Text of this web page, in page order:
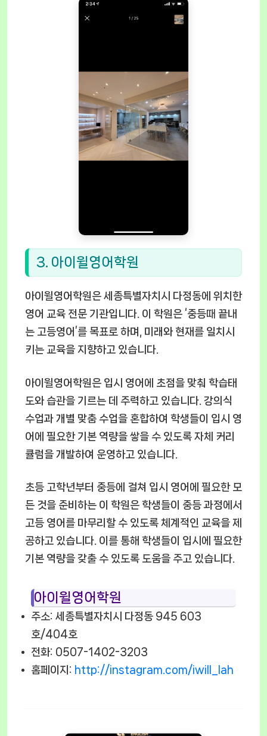
3. 아이윌영어학원
아이윌영어학원은 세종특별자치시 다정동에 위치한
영어 교육 전문 기관입니다. 이 학원은 ‘중등때 끝내
는 고등영어’를 목표로 하며, 미래와 현재를 일치시
키는 교육을 지향하고 있습니다.
아이윌영어학원은 입시 영어에 초점을 맞춰 학습태
도와 습관을 기르는 데 주력하고 있습니다. 강의식
수업과 개별 맞춤 수업을 혼합하여 학생들이 입시 영
어에 필요한 기본 역량을 쌓을 수 있도록 자체 커리
큘럼을 개발하여 운영하고 있습니다.
초등 고학년부터 중등에 걸쳐 입시 영어에 필요한 모
든 것을 준비하는 이 학원은 학생들이 중등 과정에서
고등 영어를 마무리할 수 있도록 체계적인 교육을 제
공하고 있습니다. 이를 통해 학생들이 입시에 필요한
기본 역량을 갖출 수 있도록 도움을 주고 있습니다.
아이윌영어학원
주소: 세종특별자치시 다정동 945 603
호/404호
전화: 0507-1402-3203
홈페이지: http://instagram.com/iwill_lah